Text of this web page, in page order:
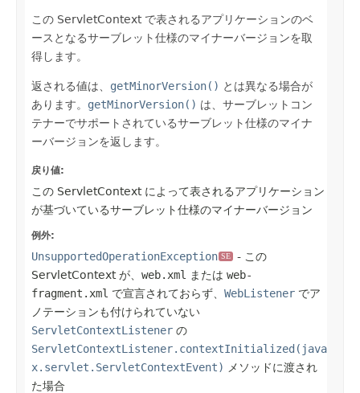
この ServletContext で表されるアプリケーションのベ
ースとなるサーブレット仕様のマイナーバージョンを取
得します。
返される値は、 getMinorVersion() とは異なる場合が
あります。 getMinorVersion() は、サーブレットコン
テナーでサポートされているサーブレット仕様のマイナ
ーバージョンを返します。
戻り値:
この ServletContext によって表されるアプリケーション
が基づいているサーブレット仕様のマイナーバージョン
例外:
UnsupportedOperationException SE
- この
ServletContext が、 web.xml または web-
fragment.xml で宣言されておらず、 WebListener でア
ノテーションも付けられていない
ServletContextListener の
ServletContextListener.contextInitialized(java
x.servlet.ServletContextEvent)
メソッドに渡され
た場合